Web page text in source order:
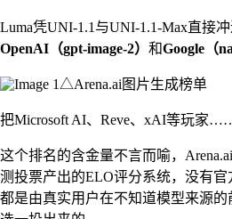
Luma凭UNI-1.1与UNI-1.1-Max直接
OpenAI（gpt-image-2） 和Google（
△Arena.ai图片生成榜单
把Microsoft AI、Reve、xAI等玩家
这个排名的含金量不言而喻，
测投票产出的ELO评分系统，没有
都是由真实用户在不知道模型来源